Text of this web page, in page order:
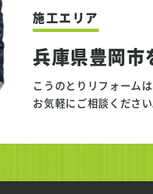
施工エリア
兵庫県豊岡市
こうのとりリフォーム
お気軽にご相談ください